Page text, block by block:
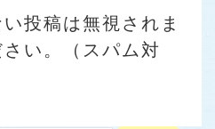
投稿は無視されま
い。（スパム対